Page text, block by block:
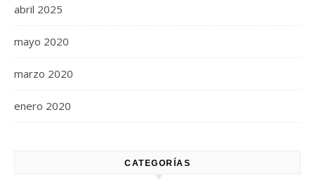
abril 2025
mayo 2020
marzo 2020
enero 2020
CATEGORÍAS